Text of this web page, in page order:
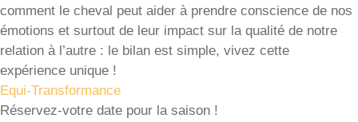
comment le cheval peut aider à prendre conscience de nos
émotions et surtout de leur impact sur la qualité de notre
relation à l’autre : le bilan est simple, vivez cette
expérience unique !
Equi-Transformance
Réservez-votre date pour la saison !